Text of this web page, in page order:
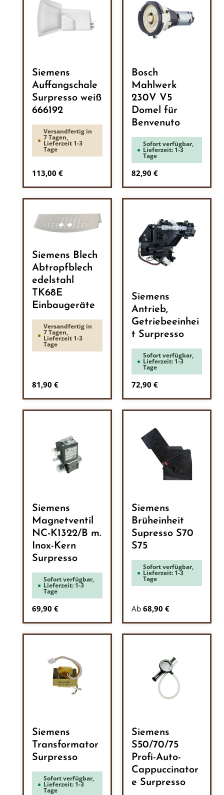
Siemens
Auffangschale
Surpresso weiß
666192
Versandfertig in
7 Tagen,
Lieferzeit 1-3
Tage
Regulärer Preis:
113,00 €
Bosch
Mahlwerk
230V V5
Domel für
Benvenuto
Sofort verfügbar,
Lieferzeit: 1-3
Tage
Regulärer Preis:
82,90 €
Siemens Blech
Abtropfblech
edelstahl
TK68E
Einbaugeräte
Versandfertig in
7 Tagen,
Lieferzeit 1-3
Tage
Regulärer Preis:
81,90 €
Siemens
Antrieb,
Getriebeeinhei
t Surpresso
Sofort verfügbar,
Lieferzeit: 1-3
Tage
Regulärer Preis:
72,90 €
Siemens
Magnetventil
NC-K1322/B m.
Inox-Kern
Surpresso
Sofort verfügbar,
Lieferzeit: 1-3
Tage
Regulärer Preis:
69,90 €
Siemens
Brüheinheit
Supresso S70
S75
Sofort verfügbar,
Lieferzeit: 1-3
Tage
Ab 68,90 €
Siemens
Transformator
Surpresso
Sofort verfügbar,
Lieferzeit: 1-3
Tage
Siemens
S50/70/75
Profi-Auto-
Cappuccinator
e Surpresso